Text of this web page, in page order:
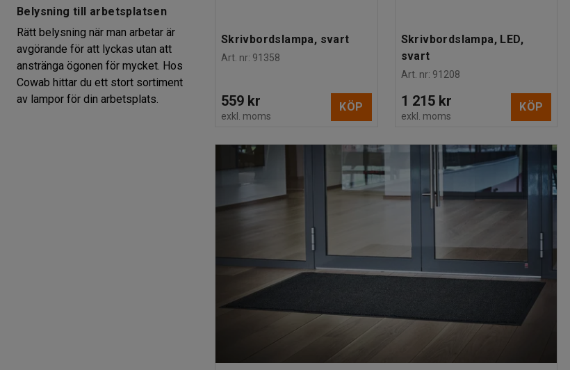
Skrivbordslampa, svart
Art. nr: 91358
559 kr
exkl. moms
KÖP
Skrivbordslampa, LED,
svart
Art. nr: 91208
1 215 kr
exkl. moms
KÖP
Belysning till arbetsplatsen
Rätt belysning när man arbetar är
avgörande för att lyckas utan att
anstränga ögonen för mycket. Hos
Cowab hittar du ett stort sortiment
av lampor för din arbetsplats.